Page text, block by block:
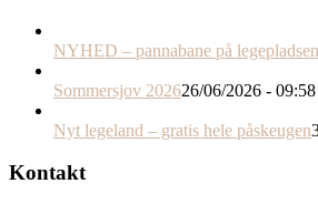
NYHED – pannabane på legepladsen
Sommersjov 202626/06/2026 - 09:58
Nyt legeland – gratis hele påskeugen
Kontakt